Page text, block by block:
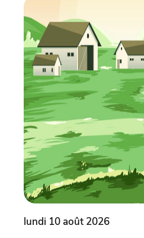
lundi 10 août 2026